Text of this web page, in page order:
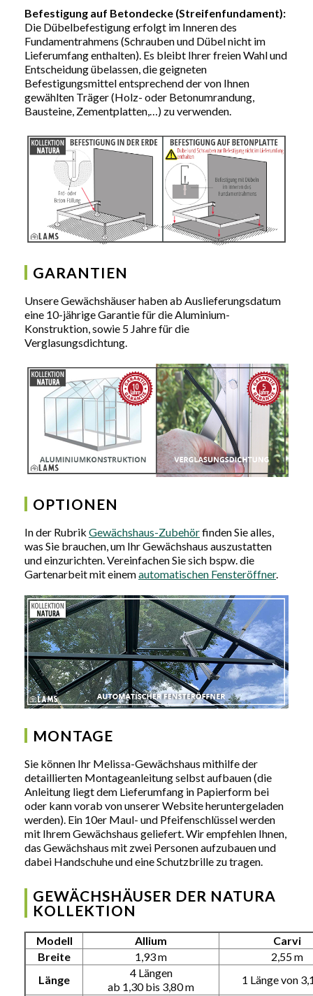
Befestigung auf Betondecke (Streifenfundament):
Die Dübelbefestigung erfolgt im Inneren des
Fundamentrahmens (Schrauben und Dübel nicht im
Lieferumfang enthalten). Es bleibt Ihrer freien Wahl und
Entscheidung übelassen, die geigneten
Befestigungsmittel entsprechend der von Ihnen
gewählten Träger (Holz- oder Betonumrandung,
Bausteine, Zementplatten,…) zu verwenden.
GARANTIEN
Unsere Gewächshäuser haben ab Auslieferungsdatum
eine 10-jährige Garantie für die Aluminium-
Konstruktion, sowie 5 Jahre für die
Verglasungsdichtung.
OPTIONEN
In der Rubrik Gewächshaus-Zubehörfinden Sie alles,
was Sie brauchen, um Ihr Gewächshaus auszustatten
und einzurichten. Vereinfachen Sie sich bspw. die
Gartenarbeit mit einemautomatischen Fensteröffner.
MONTAGE
Sie können Ihr Melissa-Gewächshaus mithilfe der
detaillierten Montageanleitung selbst aufbauen (die
Anleitung liegt dem Lieferumfang in Papierform bei
oder kann vorab von unserer Website heruntergeladen
werden). Ein 10er Maul- und Pfeifenschlüssel werden
mit Ihrem Gewächshaus geliefert. Wir empfehlen Ihnen,
das Gewächshaus mit zwei Personen aufzubauen und
dabei Handschuhe und eine Schutzbrille zu tragen.
GEWÄCHSHÄUSER DER NATURA
KOLLEKTION
Modell Allium
Carvi
Breite
1,93 m
2,55 m
Länge
4 Längen
ab 1,30 bis 3,80 m
1 Länge von